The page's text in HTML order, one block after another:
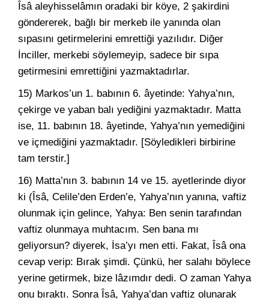
Îsâ aleyhisselâmın oradaki bir köye, 2 şakirdini
göndererek, bağlı bir merkeb ile yanında olan
sıpasını getirmelerini emrettiği yazılıdır. Diğer
İnciller, merkebi söylemeyip, sadece bir sıpa
getirmesini emrettiğini yazmaktadırlar.
15) Markos’un 1. babının 6. âyetinde: Yahya’nın,
çekirge ve yaban balı yediğini yazmaktadır. Matta
ise, 11. babının 18. âyetinde, Yahya’nın yemediğini
ve içmediğini yazmaktadır. [Söyledikleri birbirine
tam terstir.]
16) Matta’nın 3. babının 14 ve 15. ayetlerinde diyor
ki (Îsâ, Celile’den Erden’e, Yahya’nın yanına, vaftiz
olunmak için gelince, Yahya: Ben senin tarafından
vaftiz olunmaya muhtacım. Sen bana mı
geliyorsun? diyerek, İsa’yı men etti. Fakat, Îsâ ona
cevap verip: Bırak şimdi. Çünkü, her salahı böylece
yerine getirmek, bize lâzımdır dedi. O zaman Yahya
onu bıraktı. Sonra Îsâ, Yahya’dan vaftiz olunarak